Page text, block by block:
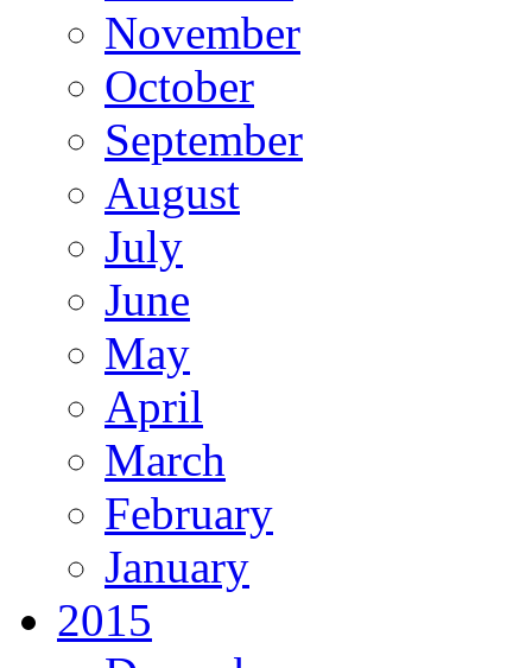
November
October
September
August
July
June
May
April
March
February
January
2015